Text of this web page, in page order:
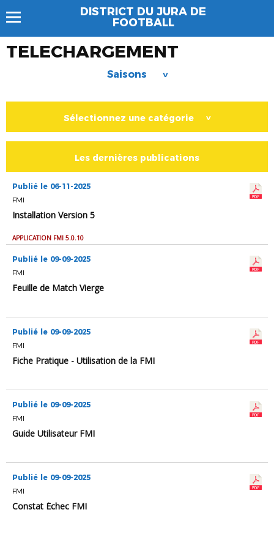
DISTRICT DU JURA DE
FOOTBALL
TELECHARGEMENT
Saisons >
Sélectionnez une catégorie >
Les dernières publications
Publié le 06-11-2025
FMI
Installation Version 5
APPLICATION FMI 5.0.10
Publié le 09-09-2025
FMI
Feuille de Match Vierge
Publié le 09-09-2025
FMI
Fiche Pratique - Utilisation de la FMI
Publié le 09-09-2025
FMI
Guide Utilisateur FMI
Publié le 09-09-2025
FMI
Constat Échec FMI